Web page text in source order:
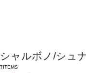
シャルボノ/シュ
7ITEMS